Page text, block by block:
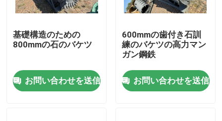
ホーム
基礎構造のための
800mmの石のバケツ
お問い合わせを送信
600mmの歯付き石訓
練のバケツの高力マン
ガン鋼鉄
お問い合わせを送信